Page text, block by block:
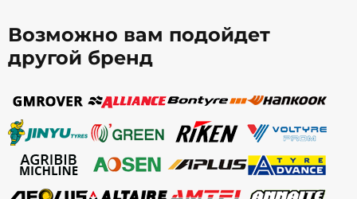
Возможно вам подойдет
другой бренд